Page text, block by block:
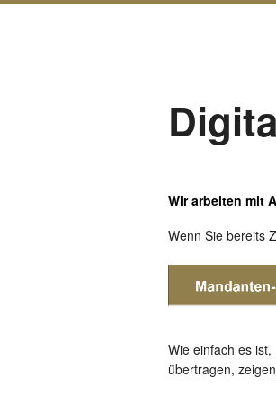
Wir arbeiten mit
Wenn Sie bereits
Wie einfach es
übertragen,